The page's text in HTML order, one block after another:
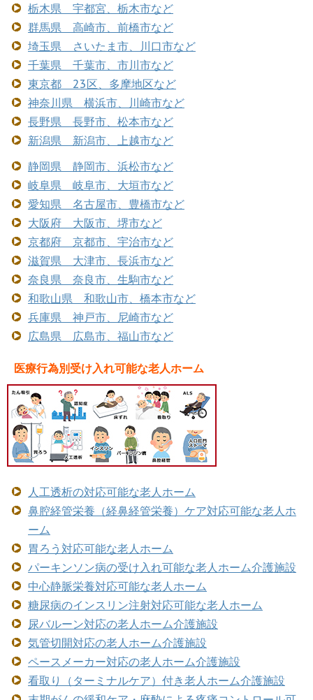
栃木県 宇都宮、栃木市など
群馬県 高崎市、前橋市など
埼玉県 さいたま市、川口市など
千葉県 千葉市、市川市など
東京都 23区、多摩地区など
神奈川県 横浜市、川崎市など
長野県 長野市、松本市など
新潟県 新潟市、上越市など
静岡県 静岡市、浜松市など
岐阜県 岐阜市、大垣市など
愛知県 名古屋市、豊橋市など
大阪府 大阪市、堺市など
京都府 京都市、宇治市など
滋賀県 大津市、長浜市など
奈良県 奈良市、生駒市など
和歌山県 和歌山市、橋本市など
兵庫県 神戸市、尼崎市など
広島県 広島市、福山市など
医療行為別受け入れ可能な老人ホーム
人工透析の対応可能な老人ホーム
鼻腔経管栄養（経鼻経管栄養）ケア対応可能な老人ホ
ーム
胃ろう対応可能な老人ホーム
パーキンソン病の受け入れ可能な老人ホーム介護施設
中心静脈栄養対応可能な老人ホーム
糖尿病のインスリン注射対応可能な老人ホーム
尿バルーン対応の老人ホーム介護施設
気管切開対応の老人ホーム介護施設
ペースメーカー対応の老人ホーム介護施設
看取り（ターミナルケア）付き老人ホーム介護施設